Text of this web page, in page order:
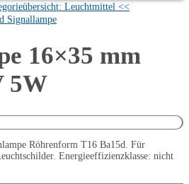
Leuchtmittel <<
Signallampe
16×35 mm
5W
Röhrenform T16 Ba15d. Für
Energieeffizienzklasse: nicht